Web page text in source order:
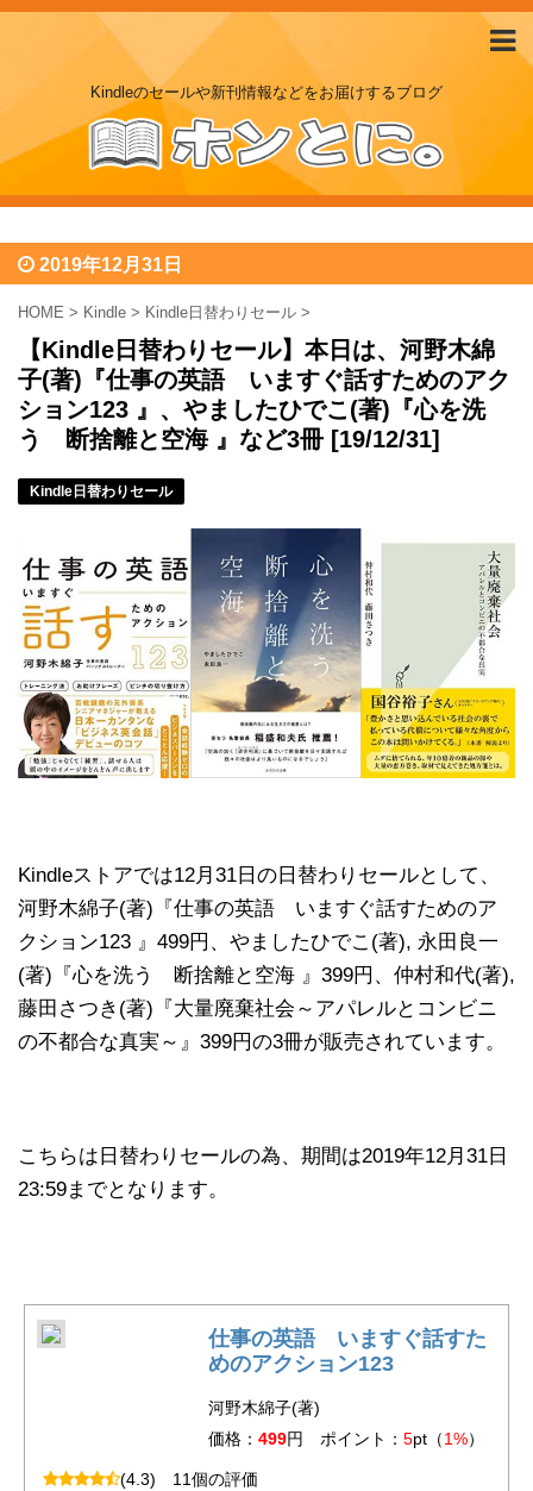
Kindleのセールや新刊情報などをお届けするブログ
2019年12月31日
HOME > Kindle > Kindle日替わりセール >
【Kindle日替わりセール】本日は、河野木綿
子(著)『仕事の英語 いますぐ話すためのアク
ション123 』、やましたひでこ(著)『心を洗
う 断捨離と空海 』など3冊 [19/12/31]
Kindle日替わりセール
Kindleストアでは12月31日の日替わりセールとして、
河野木綿子(著)『仕事の英語 いますぐ話すためのア
クション123 』499円、やましたひでこ(著), 永田良一
(著)『心を洗う 断捨離と空海 』399円、仲村和代(著),
藤田さつき(著)『大量廃棄社会～アパレルとコンビニ
の不都合な真実～』399円の3冊が販売されています。
こちらは日替わりセールの為、期間は2019年12月31日
23:59までとなります。
仕事の英語 いますぐ話すた
めのアクション123
河野木綿子(著)
価格： 499円 ポイント： 5pt（1%）
(4.3) 11個の評価